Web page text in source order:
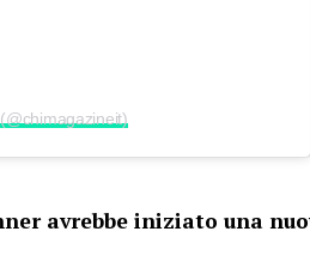
avrebbe iniziato una